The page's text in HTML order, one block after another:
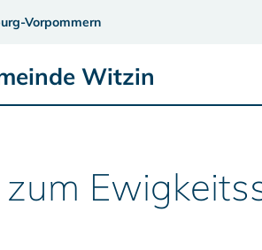
Vorpommern
Witzin